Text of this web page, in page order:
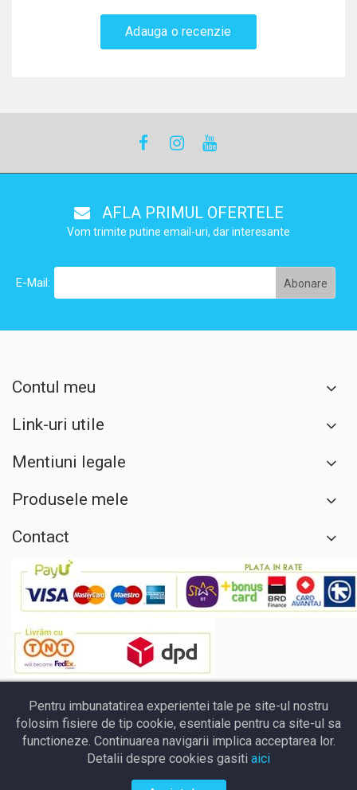
Adauga o recenzie
AFLA PRIMUL OFERTELE
Vom trimite putine email-uri, dar interesante
E-Mail:
Contul meu
Link-uri utile
Mentiuni legale
Produsele mele
Contact
Pentru imbunatatirea experientei tale pe site-ul nostru
folosim fisiere de tip cookie, esentiale pentru ca site-ul sa
functioneze. Continuarea navigarii implica acceptarea lor.
Detalii despre cookies gasiti aici